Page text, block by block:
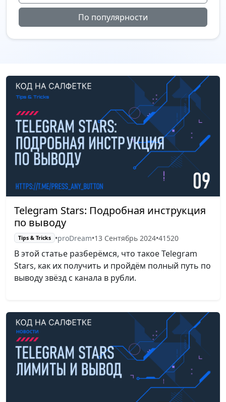
По популярности
Telegram Stars: Подробная инструкция
по выводу
Tips & Tricks •proDream•13 Сентябрь 2024•41520
В этой статье разберёмся, что такое Telegram
Stars, как их получить и пройдём полный путь по
выводу звёзд с канала в рубли.